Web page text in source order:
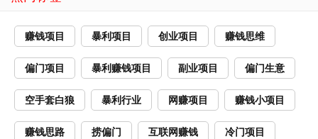
赚钱项目 暴利项目 创业项目 赚钱思维
偏门项目 暴利赚钱项目 副业项目 偏门生意
空手套白狼 暴利行业 网赚项目 赚钱小项目
赚钱思路 捞偏门 互联网赚钱 冷门项目